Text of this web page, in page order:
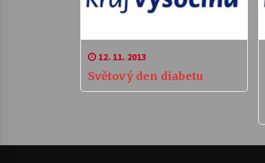
12. 11. 2013
Světový den diabetu